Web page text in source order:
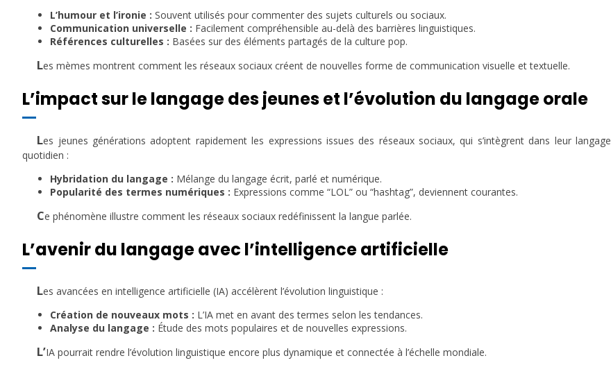
L’humour et l’ironie : Souvent utilisés pour commenter des sujets culturels ou sociaux.
Communication universelle : Facilement compréhensible au-delà des barrières linguistiques.
Références culturelles : Basées sur des éléments partagés de la culture pop.
Les mèmes montrent comment les réseaux sociaux créent de nouvelles forme de communication visuelle et textuelle.
L’impact sur le langage des jeunes et l’évolution du langage orale
Les jeunes générations adoptent rapidement les expressions issues des réseaux sociaux, qui s’intègrent dans leur langage
quotidien :
Hybridation du langage : Mélange du langage écrit, parlé et numérique.
Popularité des termes numériques : Expressions comme “LOL” ou “hashtag”, deviennent courantes.
Ce phénomène illustre comment les réseaux sociaux redéfinissent la langue parlée.
L’avenir du langage avec l’intelligence artificielle
Les avancées en intelligence artificielle (IA) accélèrent l’évolution linguistique :
Création de nouveaux mots : L’IA met en avant des termes selon les tendances.
Analyse du langage : Étude des mots populaires et de nouvelles expressions.
L’IA pourrait rendre l’évolution linguistique encore plus dynamique et connectée à l’échelle mondiale.